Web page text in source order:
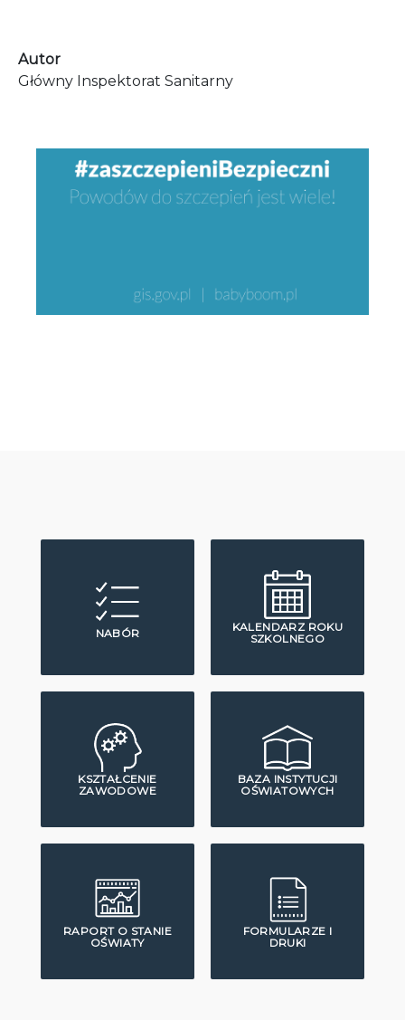
Autor
Główny Inspektorat Sanitarny
NABÓR
KALENDARZ ROKU
SZKOLNEGO
KSZTAŁCENIE
ZAWODOWE
BAZA INSTYTUCJI
OŚWIATOWYCH
RAPORT O STANIE
OŚWIATY
FORMULARZE I
DRUKI